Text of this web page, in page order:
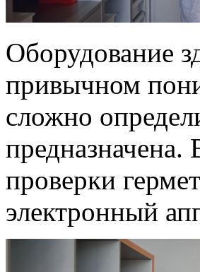
Оборудование
привычном
сложно
предназначена.
проверки
электронный